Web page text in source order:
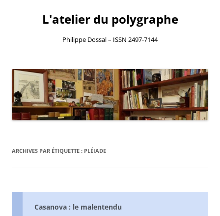
L'atelier du polygraphe
Philippe Dossal – ISSN 2497-7144
au
contenu
ARCHIVES PAR ÉTIQUETTE : PLÉIADE
Casanova : le malentendu